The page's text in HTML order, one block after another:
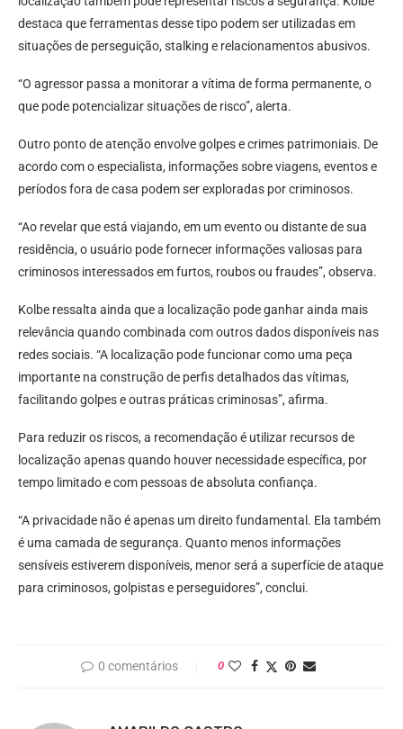
destaca que ferramentas desse tipo podem ser utilizadas em
situações de perseguição, stalking e relacionamentos abusivos.
“O agressor passa a monitorar a vítima de forma permanente, o
que pode potencializar situações de risco”, alerta.
Outro ponto de atenção envolve golpes e crimes patrimoniais. De
acordo com o especialista, informações sobre viagens, eventos e
períodos fora de casa podem ser exploradas por criminosos.
“Ao revelar que está viajando, em um evento ou distante de sua
residência, o usuário pode fornecer informações valiosas para
criminosos interessados em furtos, roubos ou fraudes”, observa.
Kolbe ressalta ainda que a localização pode ganhar ainda mais
relevância quando combinada com outros dados disponíveis nas
redes sociais. “A localização pode funcionar como uma peça
importante na construção de perfis detalhados das vítimas,
facilitando golpes e outras práticas criminosas”, afirma.
Para reduzir os riscos, a recomendação é utilizar recursos de
localização apenas quando houver necessidade específica, por
tempo limitado e com pessoas de absoluta confiança.
“A privacidade não é apenas um direito fundamental. Ela também
é uma camada de segurança. Quanto menos informações
sensíveis estiverem disponíveis, menor será a superfície de ataque
para criminosos, golpistas e perseguidores”, conclui.
0 comentários 0